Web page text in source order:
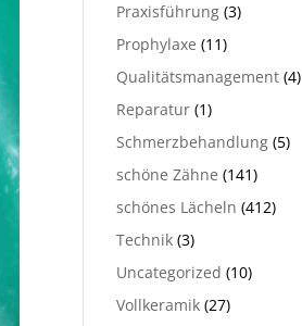
Praxisführung (3)
Prophylaxe (11)
Qualitätsmanagement (4)
Reparatur (1)
Schmerzbehandlung (5)
schöne Zähne (141)
schönes Lächeln (412)
Technik (3)
Uncategorized (10)
Vollkeramik (27)